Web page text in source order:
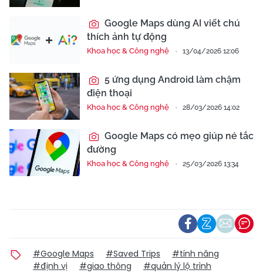
Google Maps dùng AI viết chú
thích ảnh tự động
Khoa học & Công nghệ 13/04/2026 12:06
5 ứng dụng Android làm chậm
điện thoại
Khoa học & Công nghệ 28/03/2026 14:02
Google Maps có mẹo giúp né tắc
đường
Khoa học & Công nghệ 25/03/2026 13:34
#Google Maps #Saved Trips
#tính năng
#định vị
#giao thông #quản lý lộ trình